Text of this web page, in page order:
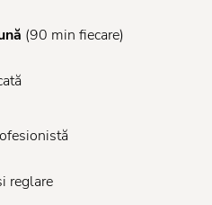
(90 min fiecare)
reglare